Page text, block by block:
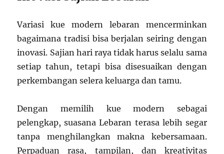
Variasi kue modern lebaran mencerminkan
bagaimana tradisi bisa berjalan seiring dengan
inovasi. Sajian hari raya tidak harus selalu sama
setiap tahun, tetapi bisa disesuaikan dengan
perkembangan selera keluarga dan tamu.
Dengan memilih kue modern sebagai
pelengkap, suasana Lebaran terasa lebih segar
tanpa menghilangkan makna kebersamaan.
Perpaduan rasa, tampilan, dan kreativitas